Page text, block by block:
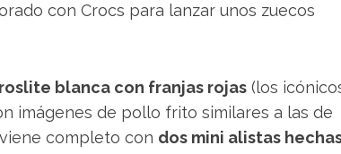
con Crocs para lanzar unos zuecos
blanca con franjas rojas (los
imágenes de pollo frito similares a las de
completo con dos mini alistas